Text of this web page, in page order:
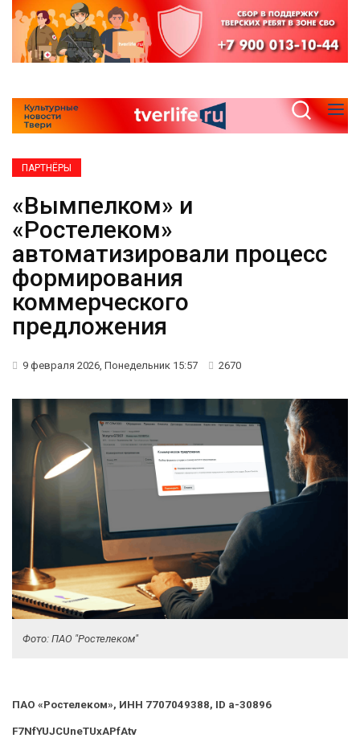
ПАРТНЁРЫ
«Вымпелком» и
«Ростелеком»
автоматизировали процесс
формирования
коммерческого
предложения
9 февраля 2026, Понедельник 15:57 2670
Фото: ПАО "Ростелеком"
ПАО «Ростелеком», ИНН 7707049388, ID a-30896
F7NfYUJCUneTUxAPfAtv